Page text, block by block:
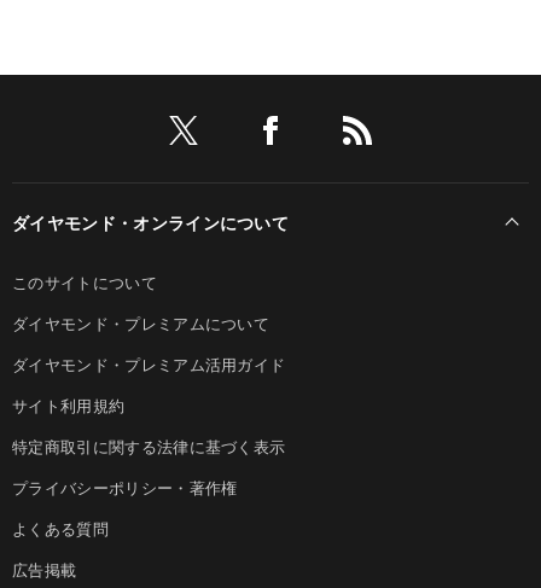
ダイヤモンド・オンラインについて
このサイトについて
ダイヤモンド・プレミアムについて
ダイヤモンド・プレミアム活用ガイド
サイト利用規約
特定商取引に関する法律に基づく表示
プライバシーポリシー・著作権
よくある質問
広告掲載